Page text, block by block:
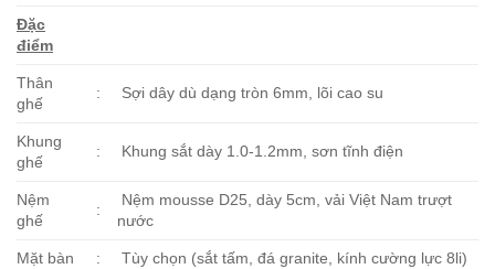
Đặc
điểm
Thân
ghế
: Sợi dây dù dạng tròn 6mm, lõi cao su
Khung
ghế
: Khung sắt dày 1.0-1.2mm, sơn tĩnh điện
Nệm
ghế
:
Nệm mousse D25, dày 5cm, vải Việt Nam trượt
nước
Mặt bàn : Tùy chọn (sắt tấm, đá granite, kính cường lực 8li)